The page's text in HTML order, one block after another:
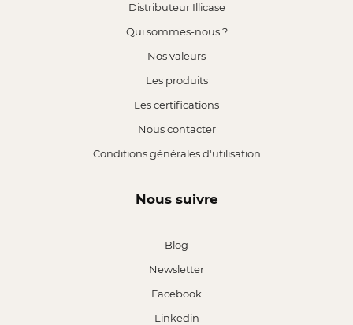
Distributeur Illicase
Qui sommes-nous ?
Nos valeurs
Les produits
Les certifications
Nous contacter
Conditions générales d'utilisation
Nous suivre
Blog
Newsletter
Facebook
Linkedin